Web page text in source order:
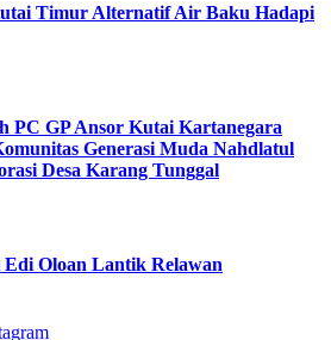
Timur Alternatif Air Baku Hadapi
PC GP Ansor Kutai Kartanegara
Generasi Muda Nahdlatul
Desa Karang Tunggal
Oloan Lantik Relawan